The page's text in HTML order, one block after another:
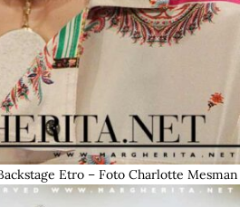
Etro – Foto Charlotte Mesman